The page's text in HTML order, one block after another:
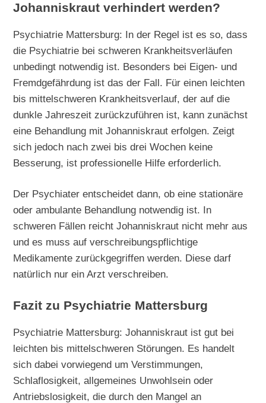
Johanniskraut verhindert werden?
Psychiatrie Mattersburg: In der Regel ist es so, dass
die Psychiatrie bei schweren Krankheitsverläufen
unbedingt notwendig ist. Besonders bei Eigen- und
Fremdgefährdung ist das der Fall. Für einen leichten
bis mittelschweren Krankheitsverlauf, der auf die
dunkle Jahreszeit zurückzuführen ist, kann zunächst
eine Behandlung mit Johanniskraut erfolgen. Zeigt
sich jedoch nach zwei bis drei Wochen keine
Besserung, ist professionelle Hilfe erforderlich.
Der Psychiater entscheidet dann, ob eine stationäre
oder ambulante Behandlung notwendig ist. In
schweren Fällen reicht Johanniskraut nicht mehr aus
und es muss auf verschreibungspflichtige
Medikamente zurückgegriffen werden. Diese darf
natürlich nur ein Arzt verschreiben.
Fazit zu Psychiatrie Mattersburg
Psychiatrie Mattersburg: Johanniskraut ist gut bei
leichten bis mittelschweren Störungen. Es handelt
sich dabei vorwiegend um Verstimmungen,
Schlaflosigkeit, allgemeines Unwohlsein oder
Antriebslosigkeit, die durch den Mangel an